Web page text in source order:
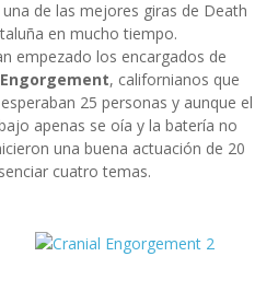
de las mejores giras de Death
en mucho tiempo.
empezado los encargados de
, californianos que
25 personas y aunque el
apenas se oía y la batería no
una buena actuación de 20
cuatro temas.